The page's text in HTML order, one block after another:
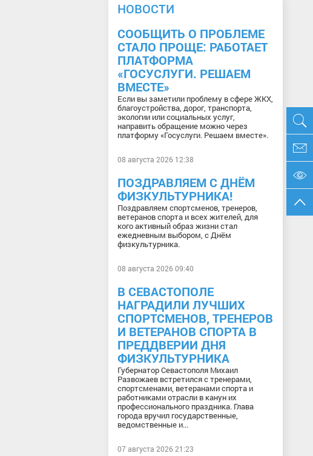
НОВОСТИ
СООБЩИТЬ О ПРОБЛЕМЕ
СТАЛО ПРОЩЕ: РАБОТАЕТ
ПЛАТФОРМА
«ГОСУСЛУГИ. РЕШАЕМ
ВМЕСТЕ»
Если вы заметили проблему в сфере ЖКХ,
благоустройства, дорог, транспорта,
экологии или социальных услуг,
направить обращение можно через
платформу «Госуслуги. Решаем вместе».
08 августа 2026 12:38
ПОЗДРАВЛЯЕМ С ДНЁМ
ФИЗКУЛЬТУРНИКА!
Поздравляем спортсменов, тренеров,
ветеранов спорта и всех жителей, для
кого активный образ жизни стал
ежедневным выбором, с Днём
физкультурника.
08 августа 2026 09:40
В СЕВАСТОПОЛЕ
НАГРАДИЛИ ЛУЧШИХ
СПОРТСМЕНОВ, ТРЕНЕРОВ
И ВЕТЕРАНОВ СПОРТА В
ПРЕДДВЕРИИ ДНЯ
ФИЗКУЛЬТУРНИКА
Губернатор Севастополя Михаил
Развожаев встретился с тренерами,
спортсменами, ветеранами спорта и
работниками отрасли в канун их
профессионального праздника. Глава
города вручил государственные,
ведомственные и...
07 августа 2026 21:23